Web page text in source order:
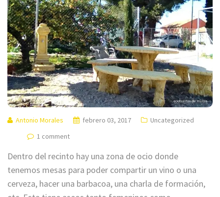
Antonio Morales febrero 03, 2017
Uncategorized
1 comment
Dentro del recinto hay una zona de ocio donde
tenemos mesas para poder compartir un vino o una
cerveza, hacer una barbacoa, una charla de formación,